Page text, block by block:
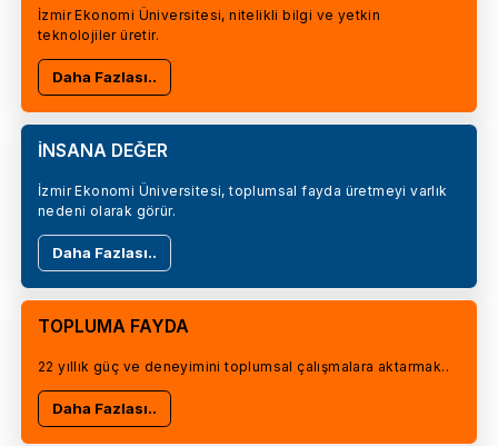
İzmir Ekonomi Üniversitesi, nitelikli bilgi ve yetkin
teknolojiler üretir.
Daha Fazlası..
İNSANA DEĞER
İzmir Ekonomi Üniversitesi, toplumsal fayda üretmeyi varlık
nedeni olarak görür.
Daha Fazlası..
TOPLUMA FAYDA
22 yıllık güç ve deneyimini toplumsal çalışmalara aktarmak..
Daha Fazlası..